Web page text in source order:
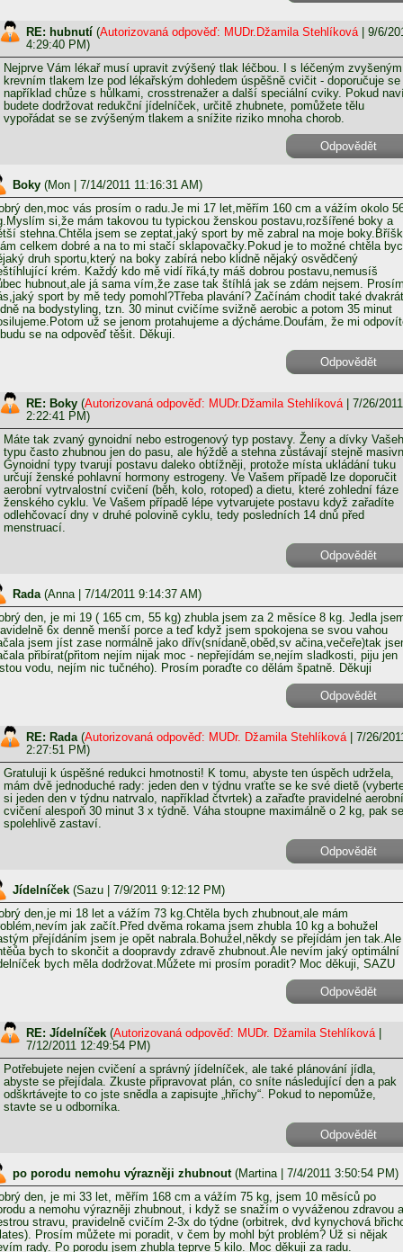
RE: hubnutí (Autorizovaná odpověď: MUDr.Džamila Stehlíková| 9/6/
4:29:40 PM)
Nejprve Vám lékař musí upravit zvýšený tlak léčbou. I s léčeným zvyšeným
krevním tlakem lze pod lékařským dohledem úspěšně cvičit - doporučuje se
například chůze s hůlkami, crosstrenažer a další speciální cviky. Pokud
budete dodržovat redukční jídelníček, určitě zhubnete, pomůžete tělu
vypořádat se se zvýšeným tlakem a snížite riziko mnoha chorob.
Odpovědět
Boky (Mon | 7/14/2011 11:16:31 AM)
den,moc vás prosím o radu.Je mi 17 let,měřím 160 cm a vážím okolo
si,že mám takovou tu typickou ženskou postavu,rozšířené boky a
stehna.Chtěla jsem se zeptat,jaký sport by mě zabral na moje
celkem dobré a na to mi stačí sklapovačky.Pokud je to možné chtěla
druh sportu,který na boky zabírá nebo klidně nějaký osvědčený
krém. Každý kdo mě vidí říká,ty máš dobrou postavu,nemusíš
hubnout,ale já sama vím,že zase tak štíhlá jak se zdám nejsem.
sport by mě tedy pomohl?Třeba plavání? Začínám chodit také dvakrát
na bodystyling, tzn. 30 minut cvičíme svižně aerobic a potom 35 minut
už se jenom protahujeme a dýcháme.Doufám, že mi
se na odpověď těšit. Děkuji.
Odpovědět
RE: Boky (Autorizovaná odpověď: MUDr.Džamila Stehlíková| 7/26/2011
2:22:41 PM)
Máte tak zvaný gynoidní nebo estrogenový typ postavy. Ženy a dívky
typu často zhubnou jen do pasu, ale hýždě a stehna zůstávají stejně
Gynoidní typy tvarují postavu daleko obtížněji, protože místa ukládání tuku
určují ženské pohlavní hormony estrogeny. Ve Vašem případě lze doporučit
aerobní vytrvalostní cvičení (běh, kolo, rotoped) a dietu, které zohlední fáze
ženského cyklu. Ve Vašem případě lépe vytvarujete postavu když zařadíte
odlehčovací dny v druhé polovině cyklu, tedy posledních 14 dnů před
menstruací.
Odpovědět
Rada (Anna| 7/14/2011 9:14:37 AM)
den, je mi 19 ( 165 cm, 55 kg) zhubla jsem za 2 měsíce 8 kg. Jedla
6x denně menší porce a teď když jsem spokojena se svou vahou
jsem jíst zase normálně jako dřív(snídaně,oběd,sv ačina,večeře)tak
přibírat(přitom nejím nijak moc - nepřejídám se,nejím sladkosti, piju jen
vodu, nejím nic tučného). Prosím poraďte co dělám špatně. Děkuji
Odpovědět
RE: Rada (Autorizovaná odpověď: MUDr. Džamila Stehlíková| 7/26/
2:27:51 PM)
Gratuluji k úspěšné redukci hmotnosti! K tomu, abyste ten úspěch udržela,
mám dvě jednoduché rady: jeden den v týdnu vraťte se ke své dietě
si jeden den v týdnu natrvalo, například čtvrtek) a zařaďte pravidelné aerobní
cvičení alespoň 30 minut 3 x týdně. Váha stoupne maximálně o 2 kg, pak se
spolehlivě zastaví.
Odpovědět
Jídelníček (Sazu | 7/9/2011 9:12:12 PM)
den,je mi 18 let a vážím 73 kg.Chtěla bych zhubnout,ale mám
jak začít.Před dvěma rokama jsem zhubla 10 kg a bohužel
přejídáním jsem je opět nabrala.Bohužel,někdy se přejídám jen tak.Ale
bych to skončit a doopravdy zdravě zhubnout.Ale nevím jaký optimální
bych měla dodržovat.Můžete mi prosím poradit? Moc děkuji, SAZU
Odpovědět
RE: Jídelníček (Autorizovaná odpověď: MUDr. Džamila Stehlíková|
7/12/2011 12:49:54 PM)
Potřebujete nejen cvičení a správný jídelníček, ale také plánování jídla,
abyste se přejídala. Zkuste připravovat plán, co sníte následující den a pak
odškrtávejte to co jste snědla a zapisujte „hříchy“. Pokud to nepomůže,
stavte se u odborníka.
Odpovědět
po porodu nemohu výrazněji zhubnout (Martina| 7/4/2011 3:50:54 PM)
den, je mi 33 let, měřím 168 cm a vážím 75 kg, jsem 10 měsíců po
a nemohu výrazněji zhubnout, i když se snažím o vyváženou zdravou a
stravu, pravidelně cvičím 2-3x do týdne (orbitrek, dvd kynychová
Prosím můžete mi poradit, v čem by mohl být problém? Už si nějak
rady. Po porodu jsem zhubla teprve 5 kilo. Moc děkuji za radu.